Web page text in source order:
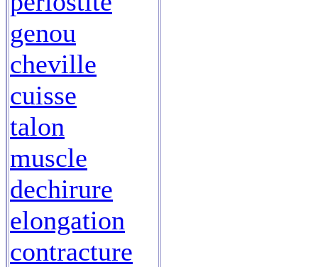
genou
cheville
cuisse
talon
muscle
dechirure
elongation
contracture